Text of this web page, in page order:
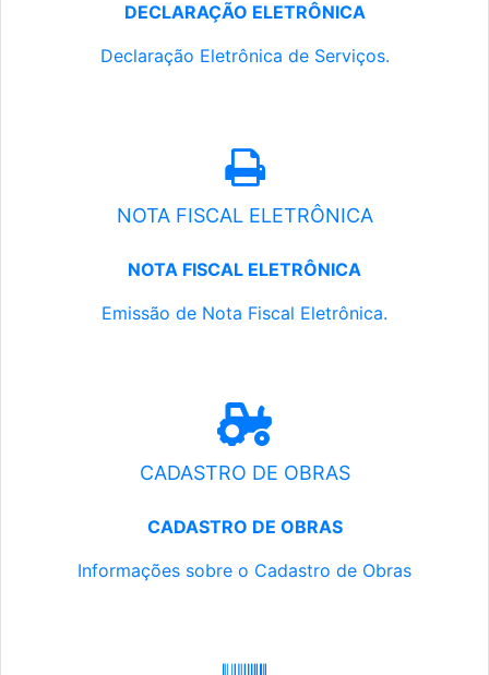
DECLARAÇÃO ELETRÔNICA
Declaração Eletrônica de Serviços.
NOTA FISCAL ELETRÔNICA
NOTA FISCAL ELETRÔNICA
Emissão de Nota Fiscal Eletrônica.
CADASTRO DE OBRAS
CADASTRO DE OBRAS
Informações sobre o Cadastro de Obras